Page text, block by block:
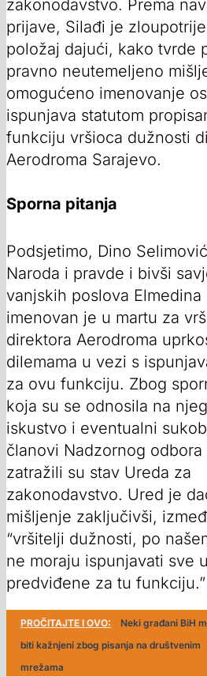
zakonodavstvo. Prema
prijave, Silađi je
položaj dajući, kako tvrde
pravno neutemeljeno
omogućeno imenovanje
ispunjava statutom
funkciju vršioca dužnosti
Aerodroma Sarajevo.
Sporna pitanja
Podsjetimo, Dino
Naroda i pravde i bivši
vanjskih poslova Elmedina
imenovan je u martu za
direktora Aerodroma
dilemama u vezi s
za ovu funkciju. Zbog
koja su se odnosila na
iskustvo i eventualni
članovi Nadzornog odbora
zatražili su stav Ureda za
zakonodavstvo. Ured je
mišljenje zaključivši,
“vršitelji dužnosti, po
ne moraju ispunjavati sve
predviđene za tu funkciju.”
PROČITAJTE I OVO:
Neki građani BiH
biti kažnjeni zbog pisanja na društvenim
mrežama